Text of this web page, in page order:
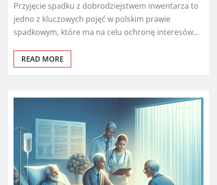
Przyjęcie spadku z dobrodziejstwem inwentarza to
jedno z kluczowych pojęć w polskim prawie
spadkowym, które ma na celu ochronę interesów…
READ MORE